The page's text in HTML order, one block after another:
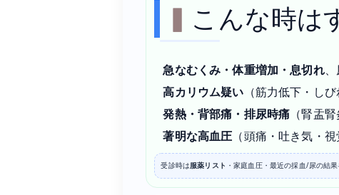
こんな時は
急なむくみ・体重増加・息切れ、
高カリウム疑い （筋力低下・し
発熱・背部痛・排尿時痛 （腎盂
著明な高血圧 （頭痛・吐き気・視
受診時は服薬リスト ・家庭血圧・最近の採血/尿の結